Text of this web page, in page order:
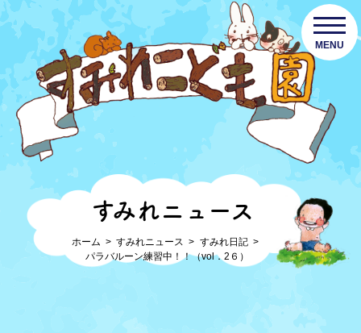
MENU
すみれニュース
ホーム すみれニュース
すみれ日記
パラバルーン練習中！！（vol．2６）